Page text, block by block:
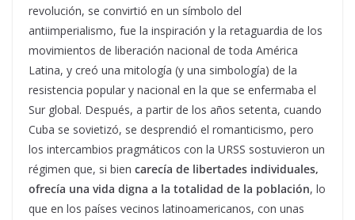
revolución, se convirtió en un símbolo del
antiimperialismo, fue la inspiración y la retaguardia de los
movimientos de liberación nacional de toda América
Latina, y creó una mitología (y una simbología) de la
resistencia popular y nacional en la que se enfermaba el
Sur global. Después, a partir de los años setenta, cuando
Cuba se sovietizó, se desprendió el romanticismo, pero
los intercambios pragmáticos con la URSS sostuvieron un
régimen que, si bien carecía de libertades individuales,
ofrecía una vida digna a la totalidad de la población, lo
que en los países vecinos latinoamericanos, con unas